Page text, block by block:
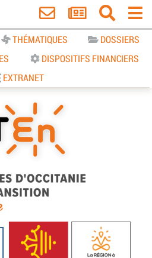
THÉMATIQUES
DOSSIERS
DISPOSITIFS FINANCIERS
EXTRANET
| Territoires
la Transition